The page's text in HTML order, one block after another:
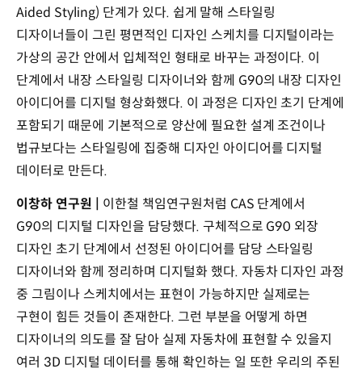
Aided Styling) 단계가 있다. 쉽게 말해 스타일링
디자이너들이 그린 평면적인 디자인 스케치를 디지털이라는
가상의 공간 안에서 입체적인 형태로 바꾸는 과정이다. 이
단계에서 내장 스타일링 디자이너와 함께 G90의 내장 디자인
아이디어를 디지털 형상화했다. 이 과정은 디자인 초기 단계에
포함되기 때문에 기본적으로 양산에 필요한 설계 조건이나
법규보다는 스타일링에 집중해 디자인 아이디어를 디지털
데이터로 만든다.
이창하 연구원 | 이한철 책임연구원처럼 CAS 단계에서
G90의 디지털 디자인을 담당했다. 구체적으로 G90 외장
디자인 초기 단계에서 선정된 아이디어를 담당 스타일링
디자이너와 함께 정리하며 디지털화 했다. 자동차 디자인 과정
중 그림이나 스케치에서는 표현이 가능하지만 실제로는
구현이 힘든 것들이 존재한다. 그런 부분을 어떻게 하면
디자이너의 의도를 잘 담아 실제 자동차에 표현할 수 있을지
여러 3D 디지털 데이터를 통해 확인하는 일 또한 우리의 주된